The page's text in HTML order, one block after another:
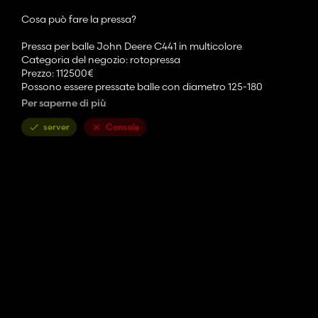
Cosa può fare la pressa?
Pressa per balle John Deere C441 in multicolore
Categoria del negozio: rotopressa
Prezzo: 112500€
Possono essere pressate balle con diametro 125-180
Massimo. velocità: 17 km/h
- Tutto in multicolore:
Per saperne di più
server Console